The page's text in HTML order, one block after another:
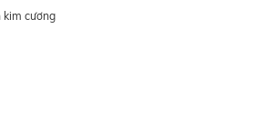
kim cương